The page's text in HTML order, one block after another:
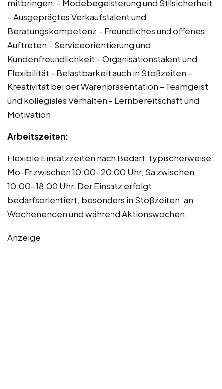
mitbringen: – Modebegeisterung und Stilsicherheit
– Ausgeprägtes Verkaufstalent und
Beratungskompetenz – Freundliches und offenes
Auftreten – Serviceorientierung und
Kundenfreundlichkeit – Organisationstalent und
Flexibilität – Belastbarkeit auch in Stoßzeiten –
Kreativität bei der Warenpräsentation – Teamgeist
und kollegiales Verhalten – Lernbereitschaft und
Motivation
Arbeitszeiten:
Flexible Einsatzzeiten nach Bedarf, typischerweise:
Mo-Fr zwischen 10:00-20:00 Uhr, Sa zwischen
10:00-18:00 Uhr. Der Einsatz erfolgt
bedarfsorientiert, besonders in Stoßzeiten, an
Wochenenden und während Aktionswochen.
Anzeige